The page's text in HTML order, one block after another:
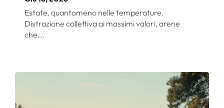
Estate, quantomeno nelle temperature.
Distrazione collettiva ai massimi valori, arene
che...